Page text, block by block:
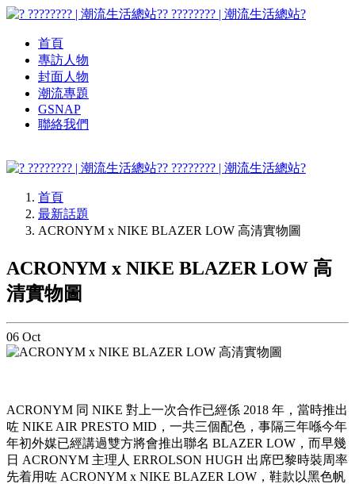
? ???????? | 潮流生活總站?
首頁
專訪人物
封面人物
潮流專題
GSNAP
聯絡我們
? ???????? | 潮流生活總站?
首頁
最新話題
ACRONYM x NIKE BLAZER LOW 高清實物圖
ACRONYM x NIKE BLAZER LOW 高
清實物圖
06 Oct
ACRONYM 同 NIKE 對上一次合作已經係 2018 年，當時推出
咗 NIKE AIR PRESTO MID，一共三個配色，事隔三年喺今年
年初外媒已經講過雙方將會推出聯名 BLAZER LOW，而早幾
日 ACRONYM 主理人 ERROLSON HUGH 出席巴黎時裝周率
先着用咗 ACRONYM x NIKE BLAZER LOW，鞋款以黑色帆